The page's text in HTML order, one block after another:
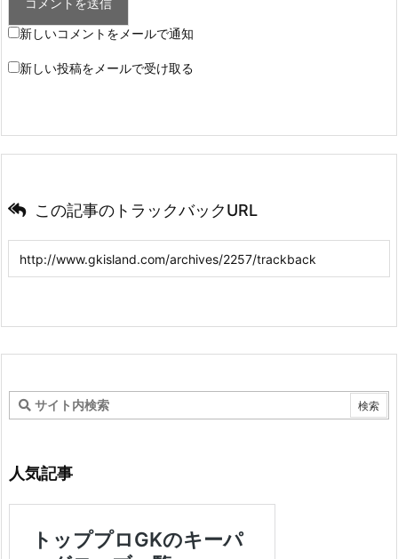
新しいコメントをメールで通知
新しい投稿をメールで受け取る
この記事のトラックバックURL
人気記事